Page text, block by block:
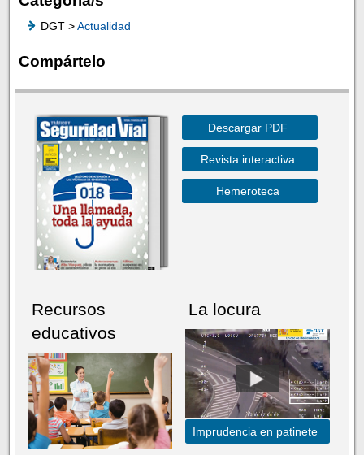
DGT >Actualidad
Compártelo
Descargar PDF
Revista interactiva
Hemeroteca
Recursos
educativos
La locura
Imprudencia en patinete